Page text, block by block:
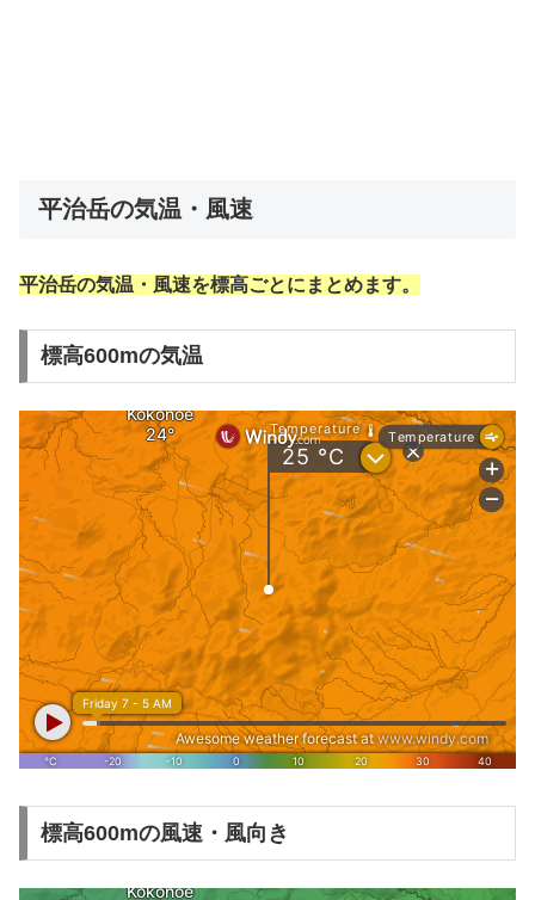
平治岳の気温・風速
平治岳の気温・風速を標高ごとにまとめます。
標高600mの気温
標高600mの風速・風向き